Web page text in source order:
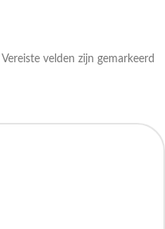
Vereiste velden zijn gemarkeerd